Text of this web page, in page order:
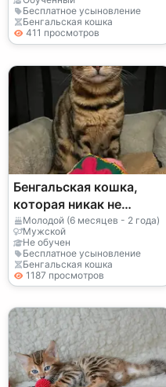
Бесплатное усыновление
Бенгальская кошка
411 просмотров
Бенгальская кошка,
которая никак не
может усидеть на
месте.
Молодой (6 месяцев - 2 года)
Мужской
Не обучен
Бесплатное усыновление
Бенгальская кошка
1187 просмотров